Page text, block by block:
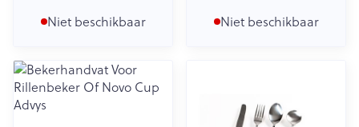
Niet beschikbaar Niet beschikbaar